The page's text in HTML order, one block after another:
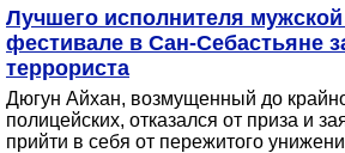
Лучшего исполнителя
фестивале в Сан-Себастьяне
террориста
Дюгун Айхан, возмущенный до
полицейских, отказался от приза и
прийти в себя от пережитого